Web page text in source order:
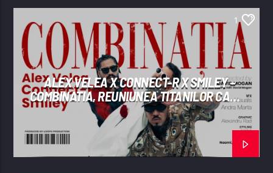
1
ALEX VELEA X CONNECT-R X SMILEY –
COMBINATIA, REUNIUNEA TITANILOR CARE
A „SPART” INTERNETUL